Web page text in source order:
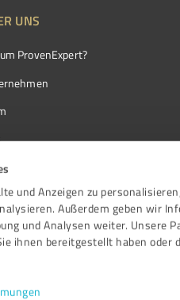
und Anzeigen zu
Außerdem geben wir
und Analysen weiter.
ihnen bereitgestellt haben
UNS
ProvenExpert?